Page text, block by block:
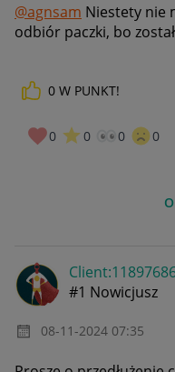
@agnsam Niestety nie
odbiór paczki, bo
0 W PUNKT!
0 0 0 0
#1 Nowicjusz
‎08-11-2024 07:35